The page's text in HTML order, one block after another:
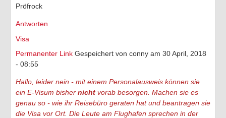
Pröfrock
Antworten
Visa
Permanenter Link Gespeichert von conny am 30 April, 2018
- 08:55
Hallo, leider nein - mit einem Personalausweis können sie
ein E-Visum bisher nicht vorab besorgen. Machen sie es
genau so - wie ihr Reisebüro geraten hat und beantragen sie
die Visa vor Ort. Die Leute am Flughafen sprechen in der